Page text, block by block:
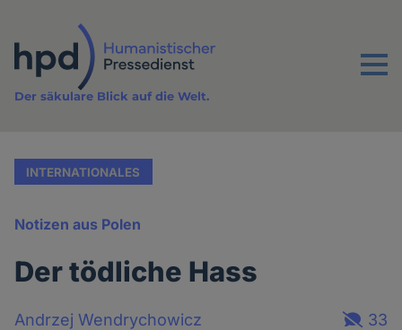
Inhalt
Menu
Der säkulare Blick auf die Welt.
INTERNATIONALES
Notizen aus Polen
Der tödliche Hass
Andrzej Wendrychowicz
33